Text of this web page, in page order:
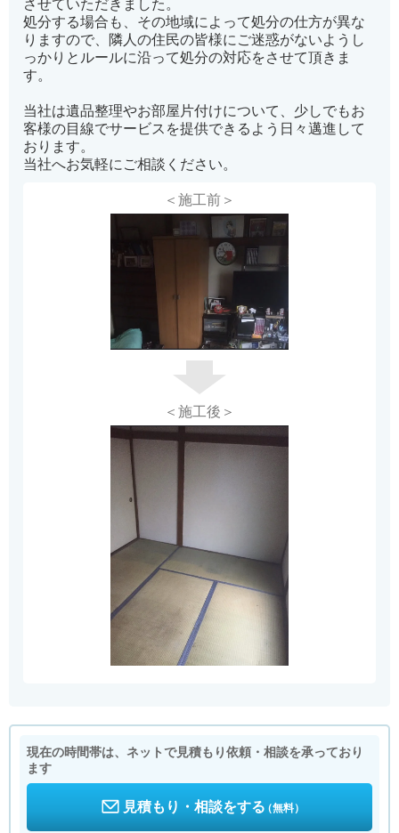
させていただきました。
処分する場合も、その地域によって処分の仕方が異な
りますので、隣人の住民の皆様にご迷惑がないようし
っかりとルールに沿って処分の対応をさせて頂きま
す。
当社は遺品整理やお部屋片付けについて、少しでもお
客様の目線でサービスを提供できるよう日々邁進して
おります。
当社へお気軽にご相談ください。
＜施工前＞
＜施工後＞
現在の時間帯は、ネットで見積もり依頼・相談を承っており
ます
見積もり・相談をする（無料）